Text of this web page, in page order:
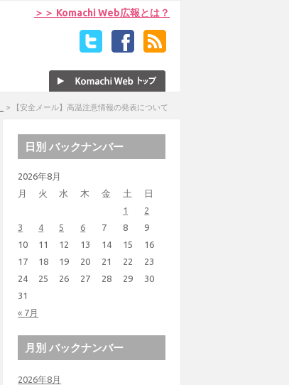
＞＞ Komachi Web広報とは？
> 【安全メール】高温注意情報の発表について
日別 バックナンバー
2026年8月
月
火 水 木 金 土 日
« 7月
1
2
3
4 5 6 7 8
9
10
11 12 13 14 15
16
17
18 19 20 21 22
23
24
25 26 27 28 29
30
31
月別 バックナンバー
2026年8月